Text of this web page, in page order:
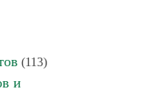
(113)
и